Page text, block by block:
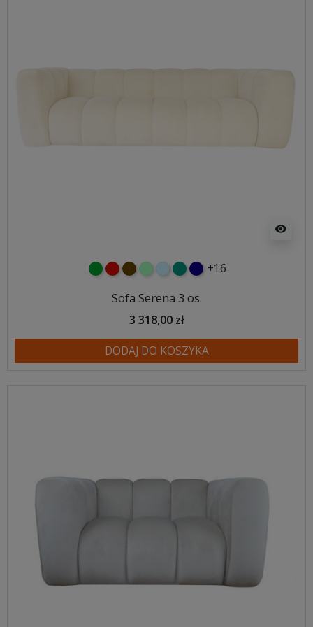
visibility
zielonyczerwony
czekoladowy
miętowybłękitnyturkusowy
granatowy
+16
Sofa Serena 3 os.
3 318,00 zł
DODAJ DO KOSZYKA